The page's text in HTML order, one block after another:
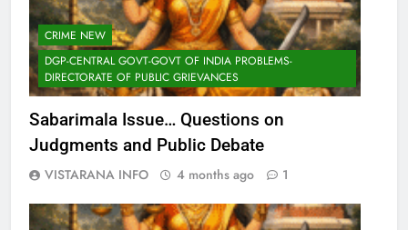
CRIME NEW
DGP-CENTRAL GOVT-GOVT OF INDIA PROBLEMS-
DIRECTORATE OF PUBLIC GRIEVANCES
Sabarimala Issue… Questions on
Judgments and Public Debate
VISTARANA INFO 4 months ago 1